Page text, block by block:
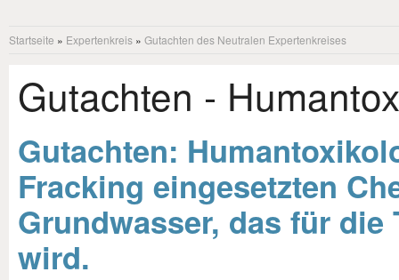
Startseite » Expertenkreis » Gutachten des Neutralen Expertenkreises
Gutachten -
Gutachten:
Fracking eingesetzten
Grundwasser, das für
wird.